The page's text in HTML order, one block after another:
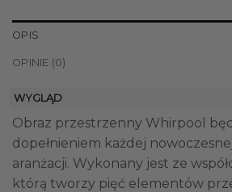
OPIS
OPINIE (0)
WYGLĄD
Obraz przestrzenny Whirpool
dopełnieniem każdej
aranżacji. Wykonany jest ze
którą tworzy pięć elementów